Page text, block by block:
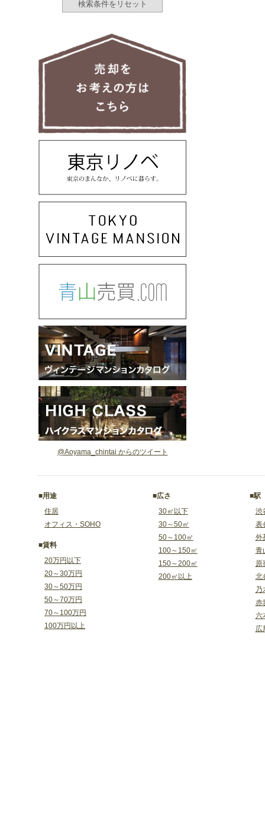
@Aoyama_chintai からのツイート
■用途
住居
オフィス・SOHO
■賃料
20万円以下
20～30万円
30～50万円
50～70万円
70～100万円
100万円以上
■広さ
30㎡以下
30～50㎡
50～100㎡
100～150㎡
150～200㎡
200㎡以上
■駅
渋
表
外
青
原
北
乃
赤
六
広